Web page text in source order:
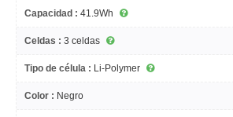
Capacidad : 41.9Wh
Celdas : 3 celdas
Tipo de célula : Li-Polymer
Color : Negro